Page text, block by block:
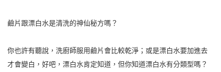
鹼片跟漂白水是清洗的神仙秘方嗎？
你也許有聽說，洗廚師服用鹼片會比較乾淨；或是漂白水要加進去
才會變白，好吧，漂白水肯定知道，但你知道漂白水有分類型嗎？